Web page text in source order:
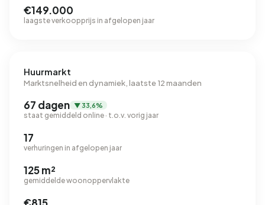
€149.000
laagste verkoopprijs in afgelopen jaar
Huurmarkt
Marktsnelheid en dynamiek, laatste 12 maanden
67 dagen ▼ 33,6%
staat gemiddeld online · t.o.v. vorig jaar
17
verhuringen in afgelopen jaar
125 m²
gemiddelde woonoppervlakte